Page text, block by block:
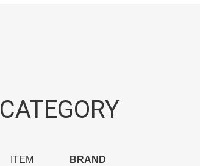
CATEGORY
ITEM BRAND